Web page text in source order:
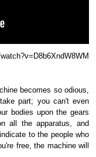
becomes so odious,
part; you can't even
bodies upon the gears
all the apparatus, and
to the people who
free, the machine will